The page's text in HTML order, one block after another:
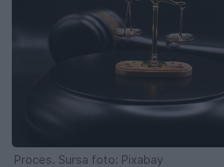
Proces. Sursa foto: Pixabay